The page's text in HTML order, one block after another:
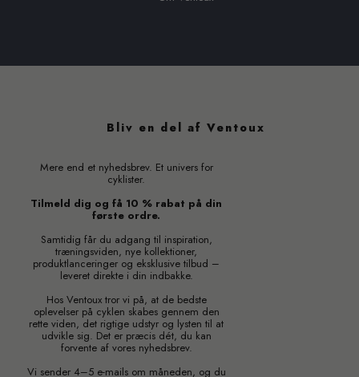
Bliv en del af Ventoux
Mere end et nyhedsbrev. Et univers for
cyklister.
Tilmeld dig og få 10 % rabat på din
første ordre.
Samtidig får du adgang til inspiration,
træningsviden, nye kollektioner,
produktlanceringer og eksklusive tilbud –
leveret direkte i din indbakke.
Hos Ventoux tror vi på, at de bedste
oplevelser på cyklen skabes gennem den
rette viden, det rigtige udstyr og lysten til at
udvikle sig. Det er præcis dét, du kan
forvente af vores nyhedsbrev.
Vi sender 4–5 e-mails om måneden, og du